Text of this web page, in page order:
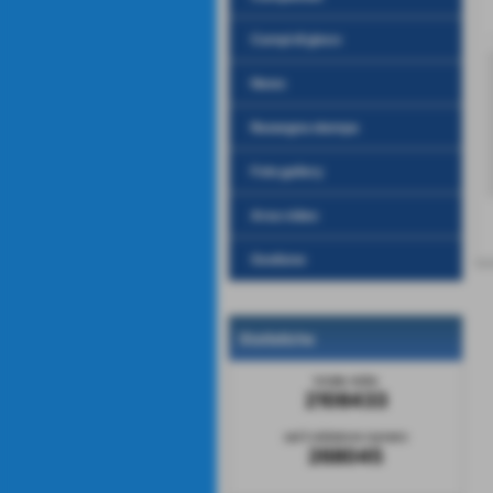
Campi di gioco
News
Rassegna stampa
Foto gallery
Area video
Gestione
Statistiche
totale visite
2108433
268045